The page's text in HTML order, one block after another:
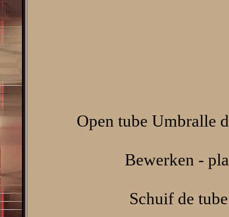
Open tube Umbralle
Bewerken -
Schuif de